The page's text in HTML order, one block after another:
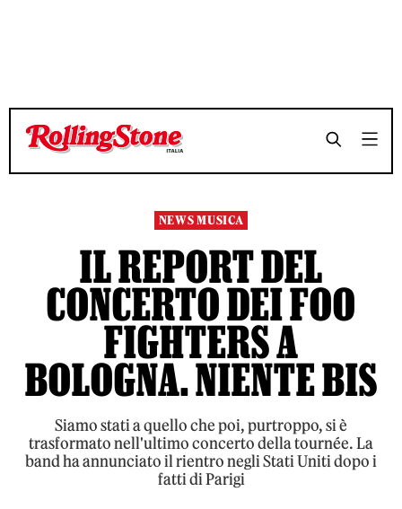
TEMPO DI LETTURA 7 MINUTI
TEMPO DI LETTURA 7 MINUTI
NEWS MUSICA
IL REPORT DEL
CONCERTO DEI FOO
FIGHTERS A
BOLOGNA. NIENTE BIS
Siamo stati a quello che poi, purtroppo, si è
trasformato nell'ultimo concerto della tournée. La
band ha annunciato il rientro negli Stati Uniti dopo i
fatti di Parigi